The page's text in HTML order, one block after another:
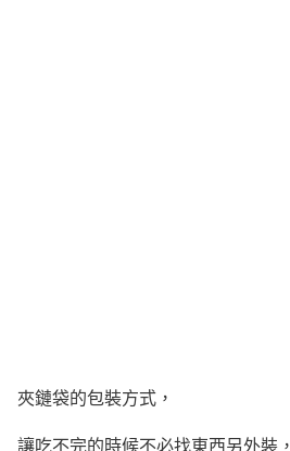
夾鏈袋的包裝方式，
讓吃不完的時候不必找東西另外裝，